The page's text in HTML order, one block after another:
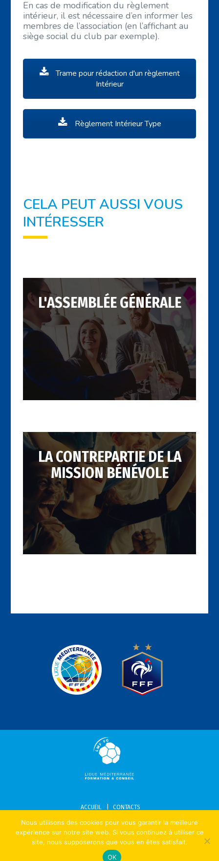
En cas de modification du règlement
intérieur, il est nécessaire d’en informer les
membres de l’association (en l’affichant au
siège social du club par exemple).
Trame pour rédaction d'un règlement
Intérieur
Règlement Intérieur Type
CELA PEUT AUSSI VOUS
INTÉRESSER
L'ASSEMBLÉE GÉNÉRALE
LA CONTREPARTIE DE LA
MISSION BÉNÉVOLE
ACCUEIL CONTACTS
MENTIONS LÉGALES – POLITIQUE DE CONFIDENTIALITÉ – COOKIES
Nous utilisons des cookies pour vous garantir la meilleure
expérience sur notre site web. Si vous continuez à utiliser ce
site, nous supposerons que vous en êtes satisfait.
OK